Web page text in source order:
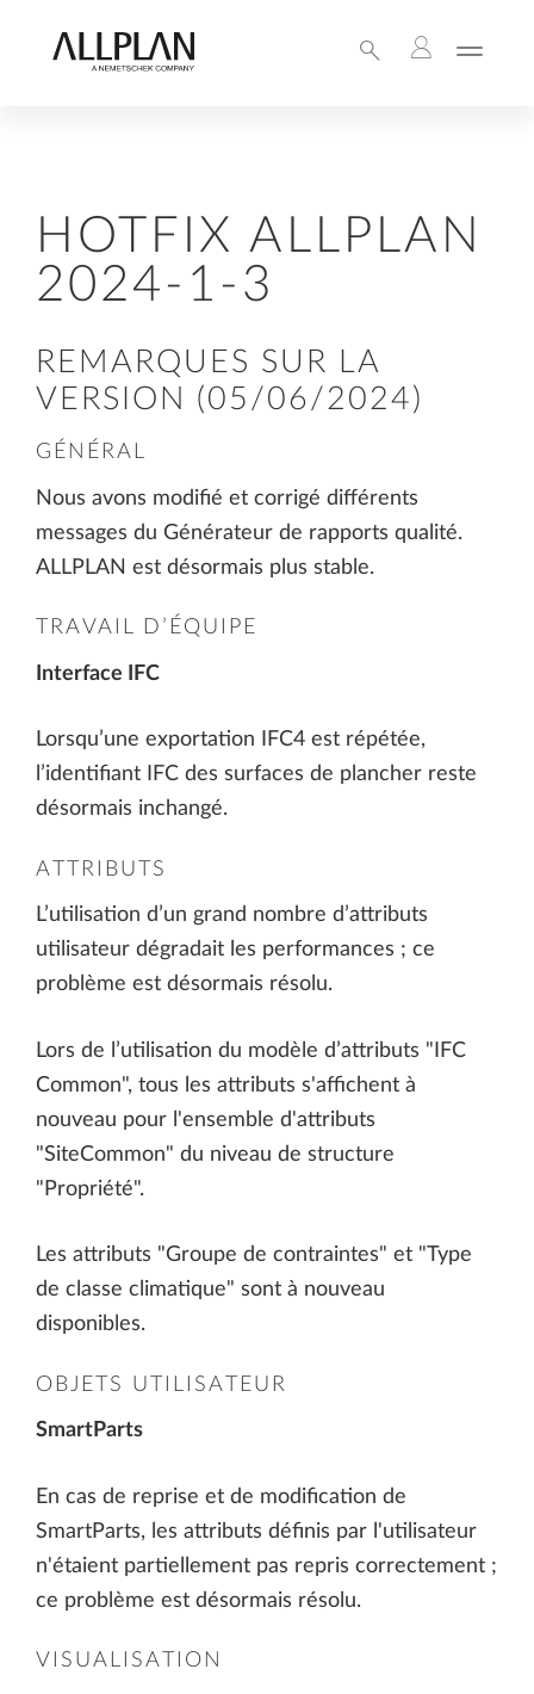
HOTFIX ALLPLAN
2024-1-3
REMARQUES SUR LA
VERSION (05/06/2024)
GÉNÉRAL
Nous avons modifié et corrigé différents
messages du Générateur de rapports qualité.
ALLPLAN est désormais plus stable.
TRAVAIL D’ÉQUIPE
Interface IFC
Lorsqu’une exportation IFC4 est répétée,
l’identifiant IFC des surfaces de plancher reste
désormais inchangé.
ATTRIBUTS
L’utilisation d’un grand nombre d’attributs
utilisateur dégradait les performances ; ce
problème est désormais résolu.
Lors de l’utilisation du modèle d’attributs "IFC
Common", tous les attributs s'affichent à
nouveau pour l'ensemble d'attributs
"SiteCommon" du niveau de structure
"Propriété".
Les attributs "Groupe de contraintes" et "Type
de classe climatique" sont à nouveau
disponibles.
OBJETS UTILISATEUR
SmartParts
En cas de reprise et de modification de
SmartParts, les attributs définis par l'utilisateur
n'étaient partiellement pas repris correctement ;
ce problème est désormais résolu.
VISUALISATION